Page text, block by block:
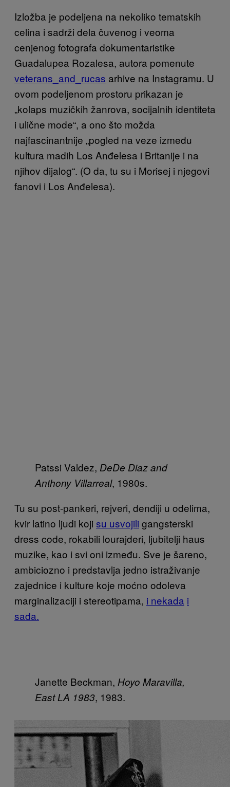
Izložba je podeljena na nekoliko tematskih
celina i sadrži dela čuvenog i veoma
cenjenog fotografa dokumentaristike
Guadalupea Rozalesa, autora pomenute
veterans_and_rucas arhive na Instagramu. U
ovom podeljenom prostoru prikazan je
„kolaps muzičkih žanrova, socijalnih identiteta
i ulične mode“, a ono što možda
najfascinantnije „pogled na veze između
kultura madih Los Anđelesa i Britanije i na
njihov dijalog“. (O da, tu su i Morisej i njegovi
fanovi i Los Anđelesa).
Patssi Valdez, DeDe Diaz and
Anthony Villarreal, 1980s.
Tu su post-pankeri, rejveri, dendiji u odelima,
kvir latino ljudi koji su usvojili gangsterski
dress code, rokabili lourajderi, ljubitelji haus
muzike, kao i svi oni između. Sve je šareno,
ambiciozno i predstavlja jedno istraživanje
zajednice i kulture koje moćno odoleva
marginalizaciji i stereotipama, i nekada i
sada.
Janette Beckman, Hoyo Maravilla,
East LA 1983, 1983.